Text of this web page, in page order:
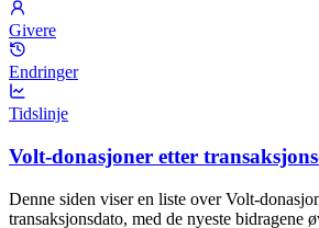
Givere
Endringer
Tidslinje
Volt-donasjoner etter
Denne siden viser en liste over Volt-
transaksjonsdato, med de nyeste bidragene